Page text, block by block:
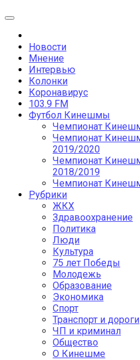
Новости
Мнение
Интервью
Колонки
Коронавирус
103.9 FM
Футбол Кинешмы
Чемпионат
Чемпионат
2019/2020
Чемпионат
2018/2019
Чемпионат
Рубрики
ЖКХ
Здравоохранение
Политика
Люди
Культура
75 лет Победы
Молодежь
Образование
Экономика
Спорт
Транспорт и дороги
ЧП и криминал
Общество
О Кинешме